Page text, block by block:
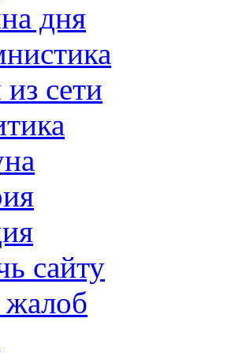
дня
сети
сайту
жалоб